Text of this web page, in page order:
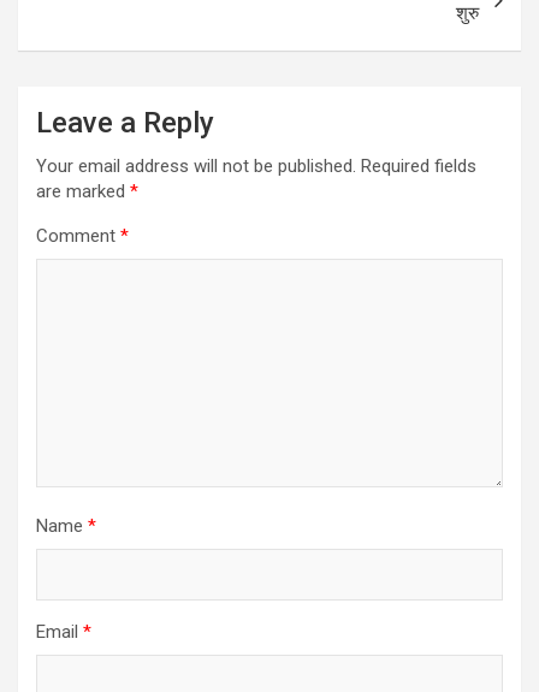
शुरु
Leave a Reply
Your email address will not be published. Required fields
are marked *
Comment *
Name *
Email *